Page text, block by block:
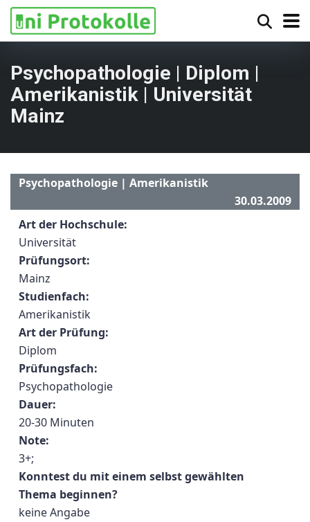
Psychopathologie | Diplom |
Amerikanistik | Universität
Mainz
Psychopathologie | Amerikanistik
30.03.2009
Art der Hochschule:
Universität
Prüfungsort:
Mainz
Studienfach:
Amerikanistik
Art der Prüfung:
Diplom
Prüfungsfach:
Psychopathologie
Dauer:
20-30 Minuten
Note:
3+;
Konntest du mit einem selbst gewählten
Thema beginnen?
keine Angabe